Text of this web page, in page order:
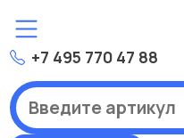
+7 495 770 47 88